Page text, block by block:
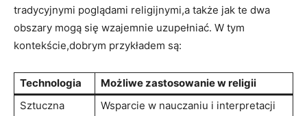
tradycyjnymi poglądami religijnymi,a także jak te dwa
obszary mogą się wzajemnie uzupełniać. W tym
kontekście,dobrym przykładem są:
Technologia
Możliwe zastosowanie w religii
Sztuczna
Wsparcie w nauczaniu i interpretacji